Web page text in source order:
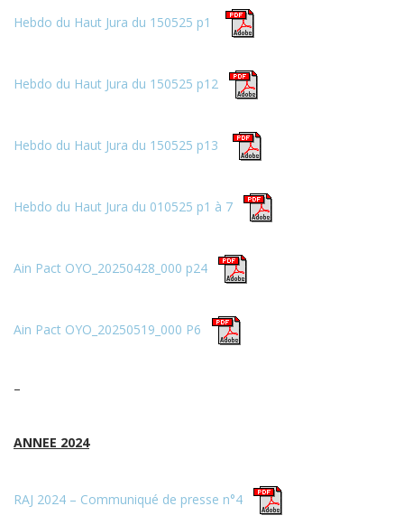
Hebdo du Haut Jura du 150525 p1
Hebdo du Haut Jura du 150525 p12
Hebdo du Haut Jura du 150525 p13
Hebdo du Haut Jura du 010525 p1 à 7
Ain Pact OYO_20250428_000 p24
Ain Pact OYO_20250519_000 P6
–
ANNEE 2024
RAJ 2024 – Communiqué de presse n°4